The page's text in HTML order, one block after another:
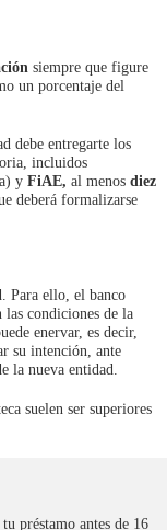
siempre que figure
un porcentaje del
debe entregarte los
incluidos
y FiAE, al menos diez
deberá formalizarse
Para ello, el banco
las condiciones de la
enervar, es decir,
su intención, ante
la nueva entidad.
suelen ser superiores
préstamo antes de 16